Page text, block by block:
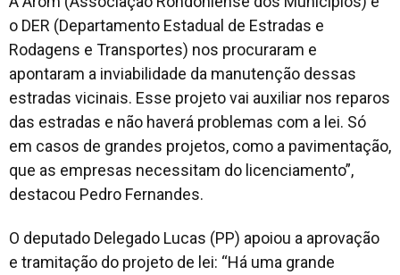
o DER (Departamento Estadual de Estradas e
Rodagens e Transportes) nos procuraram e
apontaram a inviabilidade da manutenção dessas
estradas vicinais. Esse projeto vai auxiliar nos reparos
das estradas e não haverá problemas com a lei. Só
em casos de grandes projetos, como a pavimentação,
que as empresas necessitam do licenciamento”,
destacou Pedro Fernandes.
O deputado Delegado Lucas (PP) apoiou a aprovação
e tramitação do projeto de lei: “Há uma grande